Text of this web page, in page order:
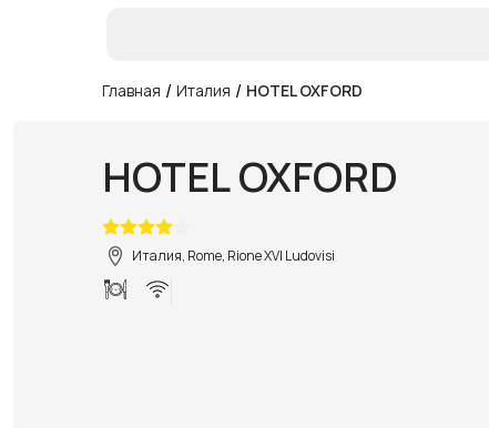
Главная / Италия / HOTEL OXFORD
HOTEL OXFORD
Италия, Rome, Rione XVI Ludovisi